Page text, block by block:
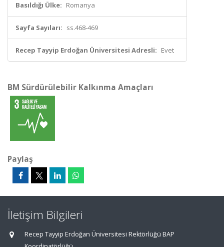
Basıldığı Ülke: Romanya
Sayfa Sayıları: ss.468-469
Recep Tayyip Erdoğan Üniversitesi Adresli: Evet
BM Sürdürülebilir Kalkınma Amaçları
Paylaş
İletişim Bilgileri
Recep Tayyip Erdoğan Üniversitesi Rektörlüğü BAP